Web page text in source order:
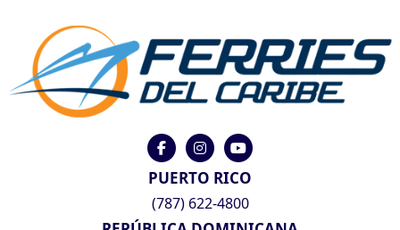
PUERTO RICO
(787) 622-4800